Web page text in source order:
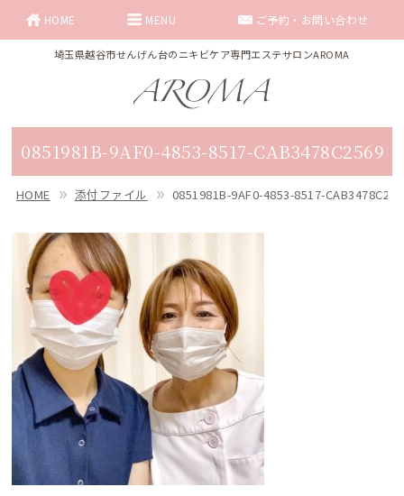
埼玉県越谷市せんげん台のニキビケア専門エステサロンAROMA
HOME ご予約・お問い合わせ
MENU
0851981B-9AF0-4853-8517-CAB3478C2569
HOME 添付ファイル 0851981B-9AF0-4853-8517-